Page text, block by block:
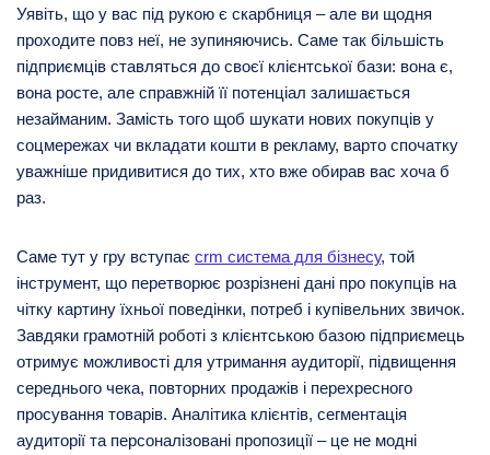
Уявіть, що у вас під рукою є скарбниця – але ви щодня
проходите повз неї, не зупиняючись. Саме так більшість
підприємців ставляться до своєї клієнтської бази: вона є,
вона росте, але справжній її потенціал залишається
незайманим. Замість того щоб шукати нових покупців у
соцмережах чи вкладати кошти в рекламу, варто спочатку
уважніше придивитися до тих, хто вже обирав вас хоча б
раз.
Саме тут у гру вступає crm система для бізнесу, той
інструмент, що перетворює розрізнені дані про покупців на
чітку картину їхньої поведінки, потреб і купівельних звичок.
Завдяки грамотній роботі з клієнтською базою підприємець
отримує можливості для утримання аудиторії, підвищення
середнього чека, повторних продажів і перехресного
просування товарів. Аналітика клієнтів, сегментація
аудиторії та персоналізовані пропозиції – це не модні